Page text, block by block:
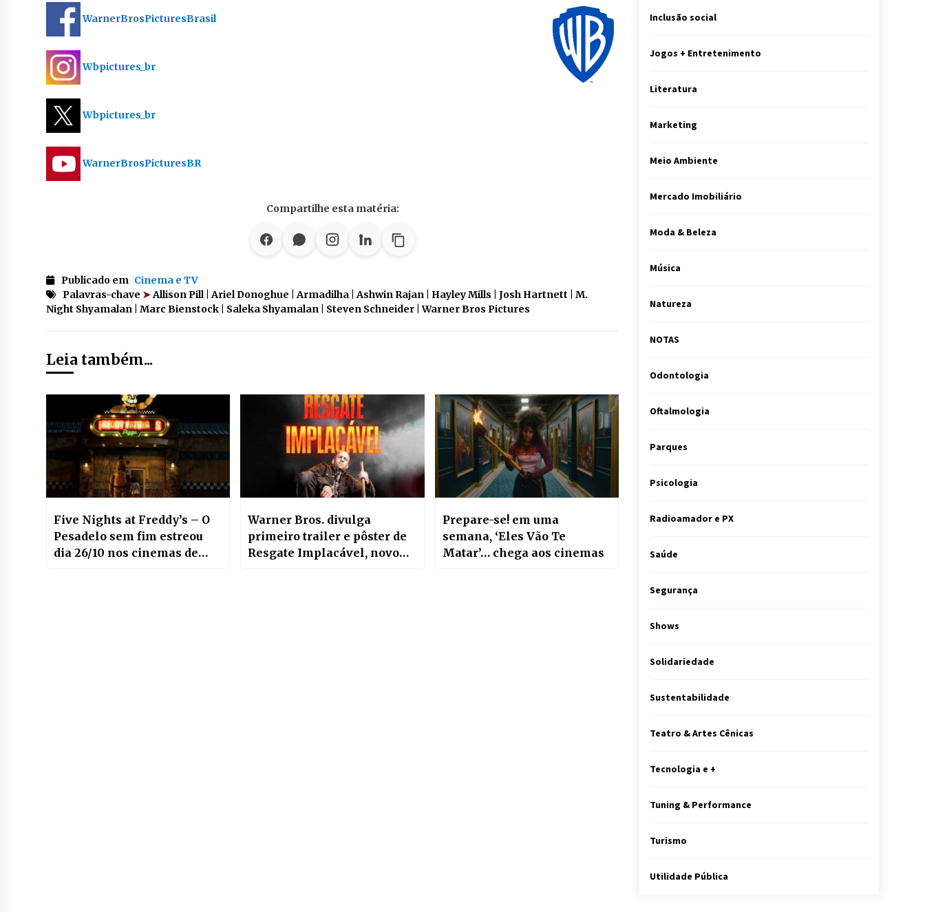
WarnerBrosPicturesBrasil
Wbpictures_br
Wbpictures_br
WarnerBrosPicturesBR
Compartilhe esta matéria:
Publicado em Cinema e TV
Palavras-chave ➤Allison Pill | Ariel Donoghue | Armadilha | Ashwin Rajan | Hayley Mills | Josh Hartnett | M.
Night Shyamalan | Marc Bienstock | Saleka Shyamalan | Steven Schneider | Warner Bros Pictures
Leia também...
Five Nights at Freddy’s – O
Pesadelo sem fim estreou
dia 26/10 nos cinemas de
Warner Bros. divulga
primeiro trailer e pôster de
Resgate Implacável, novo
Prepare-se! em uma
semana, ‘Eles Vão Te
Matar’… chega aos cinemas
Inclusão social
Jogos + Entretenimento
Literatura
Marketing
Meio Ambiente
Mercado Imobiliário
Moda & Beleza
Música
Natureza
NOTAS
Odontologia
Oftalmologia
Parques
Psicologia
Radioamador e PX
Saúde
Segurança
Shows
Solidariedade
Sustentabilidade
Teatro & Artes Cênicas
Tecnologia e +
Tuning & Performance
Turismo
Utilidade Pública